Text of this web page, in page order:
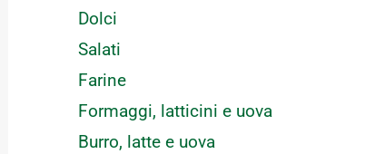
Dolci
Salati
Farine
Formaggi, latticini e uova
Burro, latte e uova